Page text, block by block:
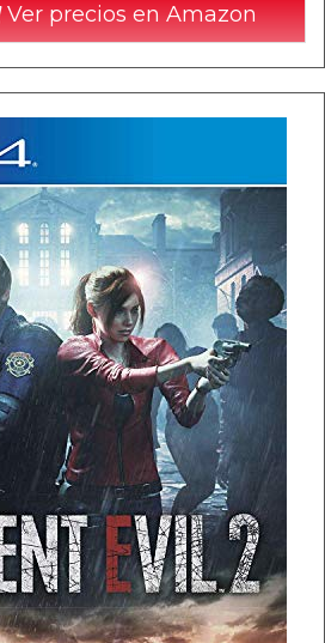
Ver precios en Amazon